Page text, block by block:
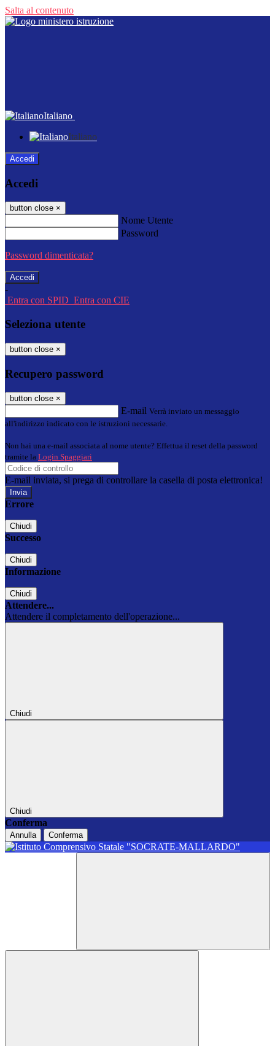
Salta al contenuto
Italiano
Italiano
Accedi
Accedi
button close ×
Nome Utente
Password
Password dimenticata?
-
Entra con SPID Entra con CIE
Seleziona utente
button close ×
Recupero password
button close ×
E-mail Verrà inviato un messaggio
all'indirizzo indicato con le istruzioni necessarie.
Non hai una e-mail associata al nome utente? Effettua il reset della password
tramite la Login Spaggiari
E-mail inviata, si prega di controllare la casella di posta elettronica!
Errore
Chiudi
Successo
Chiudi
Informazione
Chiudi
Attendere...
Attendere il completamento dell'operazione...
Chiudi
Chiudi
Conferma
Annulla Conferma